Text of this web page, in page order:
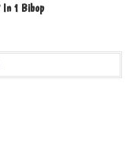
In 1 Bibop